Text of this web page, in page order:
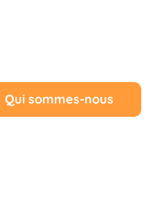
Qui sommes-nous